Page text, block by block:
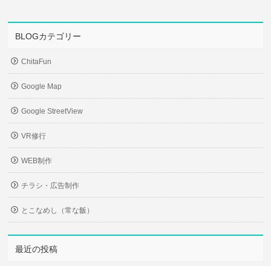
BLOGカテゴリー
ChitaFun
Google Map
Google StreetView
VR修行
WEB制作
チラシ・広告制作
とこなめし（常な飯）
最近の投稿